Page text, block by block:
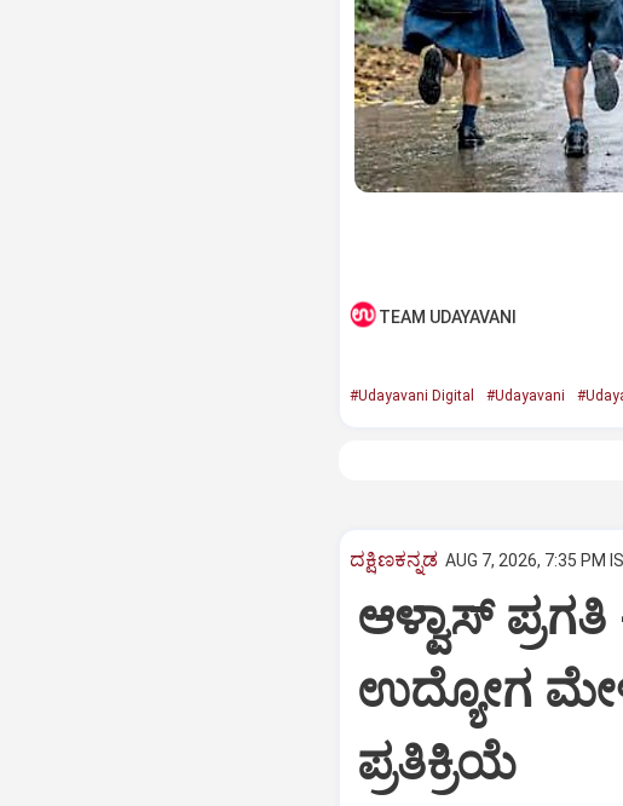
TEAM UDAYAVANI
#Udayavani Digital #Udayavani
ದಕ್ಷಿಣಕನ್ನಡ AUG 7, 2026, 7:35 PM
ಆಳ್ವಾಸ್‌
ಉದ್ಯೋಗ
ಪ್ರತಿಕ್ರಿಯೆ